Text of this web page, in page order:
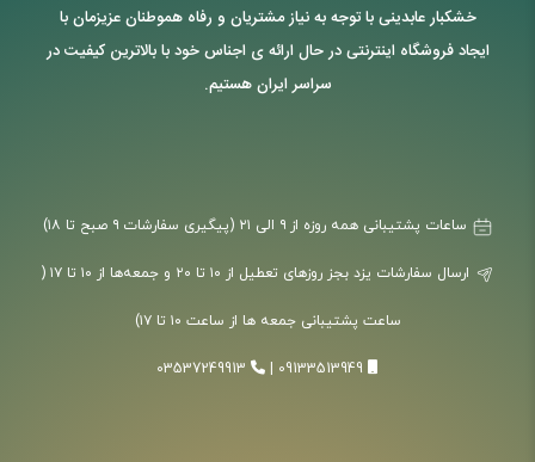
خشکبار عابدینی با توجه به نیاز مشتریان و رفاه هموطنان عزیزمان با
ایجاد فروشگاه اینترنتی در حال ارائه ی اجناس خود با بالاترین کیفیت در
سراسر ایران هستیم.
ارسال سفارشات یزد بجز روزهای تعطیل از ۱۰ تا ۲۰ و جمعه‌ها از ۱۰ تا ۱۷ (
ساعت پشتیبانی جمعه ها از ساعت ۱۰ تا ۱۷)
09133513949
03537249913